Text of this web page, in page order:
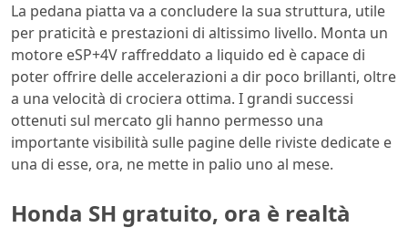
La pedana piatta va a concludere la sua struttura, utile
per praticità e prestazioni di altissimo livello. Monta un
motore eSP+4V raffreddato a liquido ed è capace di
poter offrire delle accelerazioni a dir poco brillanti, oltre
a una velocità di crociera ottima. I grandi successi
ottenuti sul mercato gli hanno permesso una
importante visibilità sulle pagine delle riviste dedicate e
una di esse, ora, ne mette in palio uno al mese.
Honda SH gratuito, ora è realtà